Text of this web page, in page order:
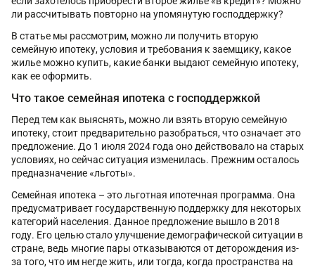
ли рассчитывать повторно на упомянутую господдержку?
В статье мы рассмотрим, можно ли получить вторую
семейную ипотеку, условия и требования к заемщику, какое
жилье можно купить, какие банки выдают семейную ипотеку,
как ее оформить.
Что такое семейная ипотека с господдержкой
Перед тем как выяснять, можно ли взять вторую семейную
ипотеку, стоит предварительно разобраться, что означает это
предложение. До 1 июля 2024 года оно действовало на старых
условиях, но сейчас ситуация изменилась. Прежним осталось
предназначение «льготы».
Семейная ипотека – это льготная ипотечная программа. Она
предусматривает государственную поддержку для некоторых
категорий населения. Данное предложение вышло в 2018
году. Его целью стало улучшение демографической ситуации в
стране, ведь многие пары отказываются от деторождения из-
за того, что им негде жить, или тогда, когда пространства на